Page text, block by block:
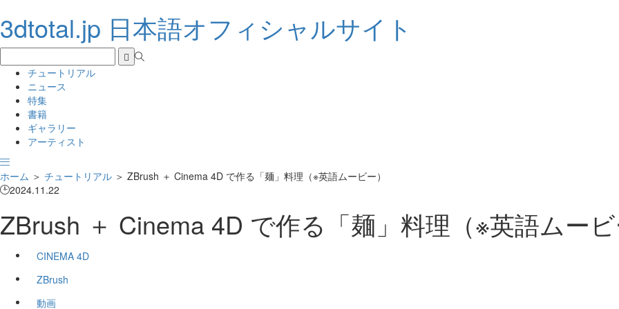
3dtotal.jp 日本語オフィシャルサイト
チュートリアル
ニュース
特集
書籍
ギャラリー
アーティスト
ホーム ＞ チュートリアル ＞ ZBrush ＋ Cinema 4D で作る「麺」料理（※英語ムービー）
2024.11.22
ZBrush ＋ Cinema 4D で作る「麺」料理（※英語ムー
CINEMA 4D
ZBrush
動画